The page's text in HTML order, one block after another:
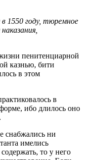
1550 году, тюремное
пенитенциарной
казнью, бити
в этом
в
ибо длилось оно
снабжались ни
имелись
то у него